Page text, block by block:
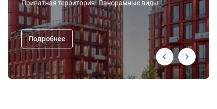
Приватная территория. Панорамные виды.
Подробнее